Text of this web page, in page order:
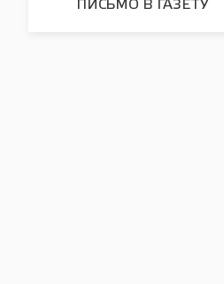
ПИСЬМО В ГАЗЕТУ